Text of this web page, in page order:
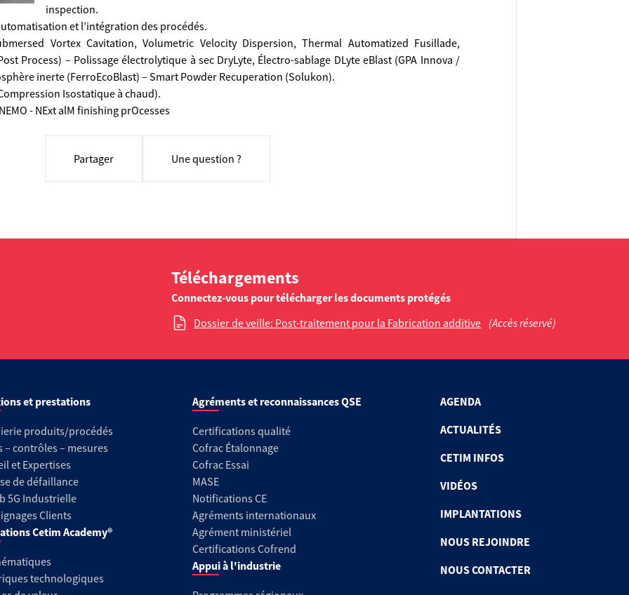
inspection.
et l’intégration des procédés.
Vortex Cavitation, Volumetric Velocity Dispersion, Thermal Automatized Fusillade,
Process) – Polissage électrolytique à sec DryLyte, Électro-sablage DLyte eBlast (GPA Innova /
inerte (FerroEcoBlast) – Smart Powder Recuperation (Solukon).
Isostatique à chaud).
- NExt alM finishing prOcesses
Partager Une question ?
Téléchargements
Connectez-vous pour télécharger les documents protégés
Dossier de veille: Post-traitement pour la Fabrication additive (Accès réservé)
et prestations
produits/procédés
– contrôles – mesures
et Expertises
de défaillance
5G Industrielle
Clients
Cetim Academy®
technologiques
Agréments et reconnaissances QSE
Certifications qualité
Cofrac Étalonnage
Cofrac Essai
MASE
Notifications CE
Agréments internationaux
Agrément ministériel
Certifications Cofrend
Appui à l'industrie
AGENDA
ACTUALITÉS
CETIM INFOS
VIDÉOS
IMPLANTATIONS
NOUS REJOINDRE
NOUS CONTACTER